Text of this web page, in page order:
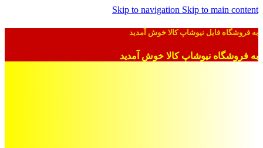
Skip to navigation Skip to main content
به فروشگاه فایل نیوشاپ کالا خوش آمدید
به فروشگاه نیوشاپ کالا خوش آمدید